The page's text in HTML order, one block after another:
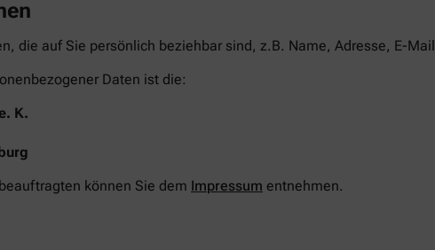
die auf Sie persönlich beziehbar sind, z.B. Name, Adresse, E-
Daten ist die:
K.
können Sie dem Impressum entnehmen.